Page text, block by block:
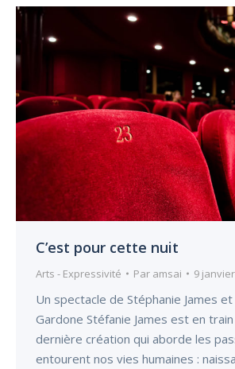
C’est pour cette nuit
Arts - Expressivité Par amsai 9
Un spectacle de Stéphanie James et
Gardone Stéfanie James est en train
dernière création qui aborde les
entourent nos vies humaines :